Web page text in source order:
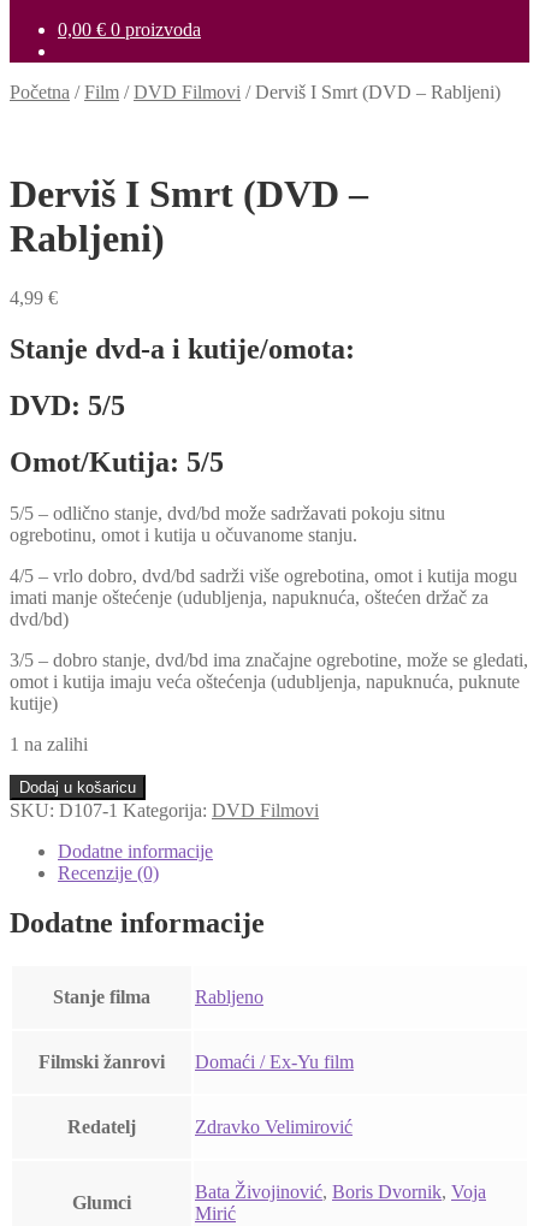
0,00 € 0 proizvoda
Početna /Film /DVD Filmovi /Derviš I Smrt (DVD – Rabljeni)
Derviš I Smrt (DVD –
Rabljeni)
4,99 €
Stanje dvd-a i kutije/omota:
DVD: 5/5
Omot/Kutija: 5/5
5/5 – odlično stanje, dvd/bd može sadržavati pokoju sitnu
ogrebotinu, omot i kutija u očuvanome stanju.
4/5 – vrlo dobro, dvd/bd sadrži više ogrebotina, omot i kutija mogu
imati manje oštećenje (udubljenja, napuknuća, oštećen držač za
dvd/bd)
3/5 – dobro stanje, dvd/bd ima značajne ogrebotine, može se gledati,
omot i kutija imaju veća oštećenja (udubljenja, napuknuća, puknute
kutije)
1 na zalihi
Derviš
I
(DVD
količina
Dodaj u košaricu
SKU: D107-1 Kategorija: DVD Filmovi
Dodatne informacije
Recenzije (0)
Dodatne informacije
Stanje filma Rabljeno
Filmski žanrovi Domaći / Ex-Yu film
Redatelj Zdravko Velimirović
Glumci
Bata Živojinović, Boris Dvornik, Voja
Mirić